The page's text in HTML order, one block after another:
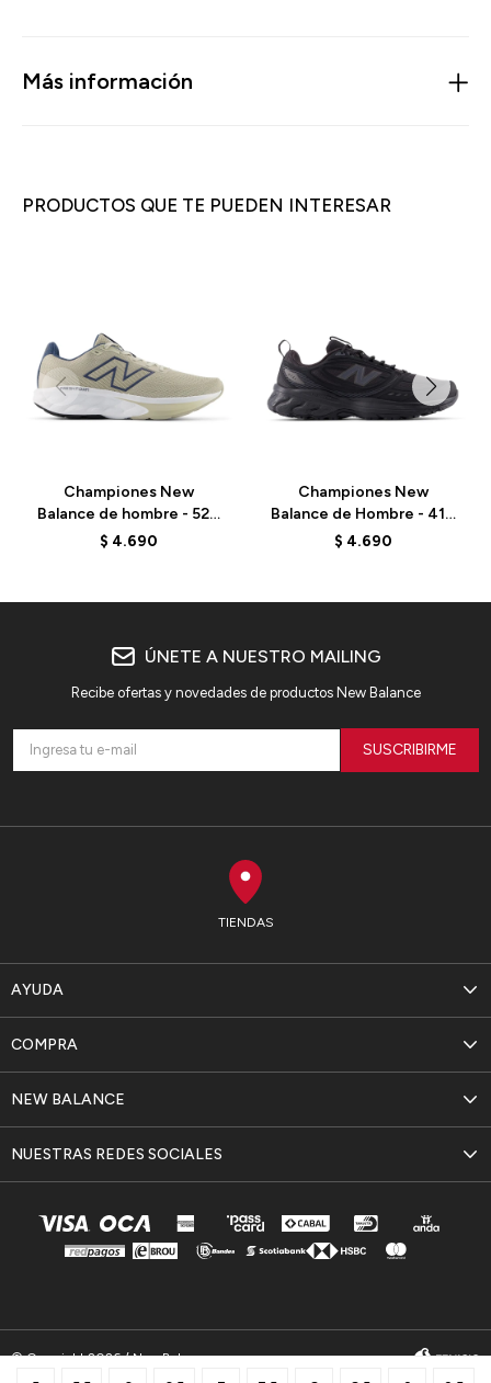
Más información
PRODUCTOS QUE TE PUEDEN INTERESAR
Championes New
Balance de hombre - 520
V9 - M52024X - GREY
$ 4.690
Championes New
Balance de Hombre - 410
V9 - M4105FS - BLACK
$ 4.690
TIENDAS
AYUDA
NEW BALANCE
COMPRA
NUESTRAS REDES SOCIALES
ÚNETE A NUESTRO MAILING
Recibe ofertas y novedades de productos New Balance
SUSCRIBIRME
© Copyright 2026 / New Balance